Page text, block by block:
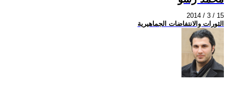
2014 / 3 / 15
الثورات والانتفاضات الجماهيرية